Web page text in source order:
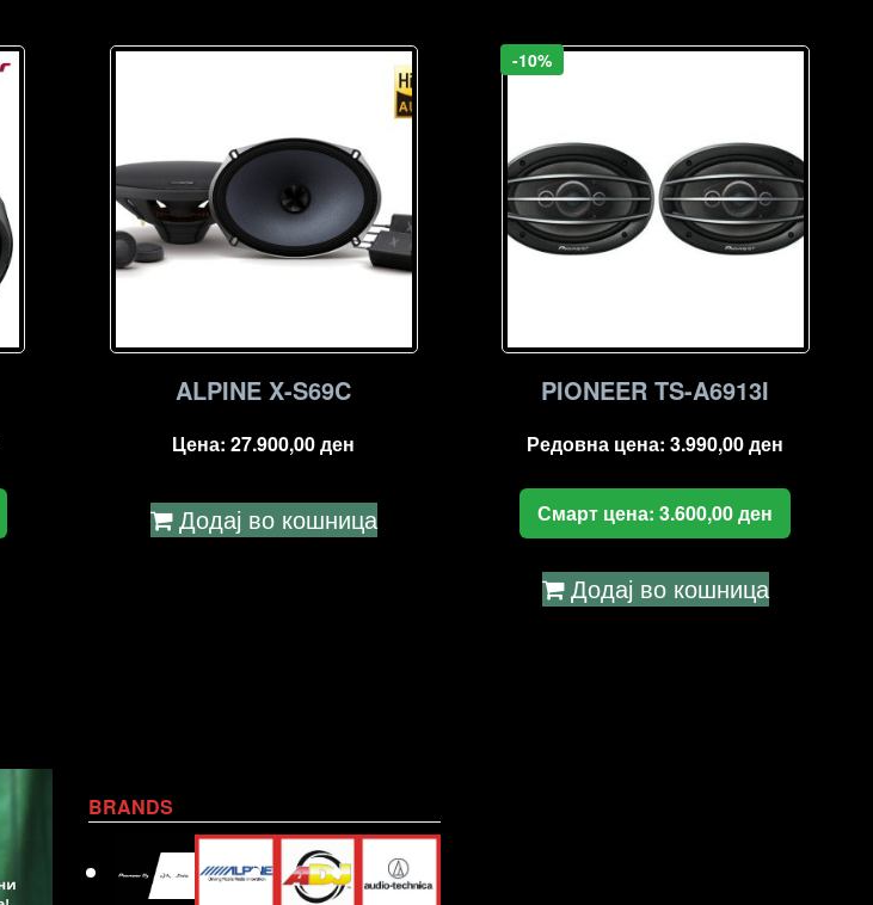
ALPINE X-S69C
Цена:27.900,00ден
Додај во кошница
-10%
PIONEER TS-A6913I
Редовна цена:3.990,00ден
Смарт цена:3.600,00ден
Додај во кошница
BRANDS